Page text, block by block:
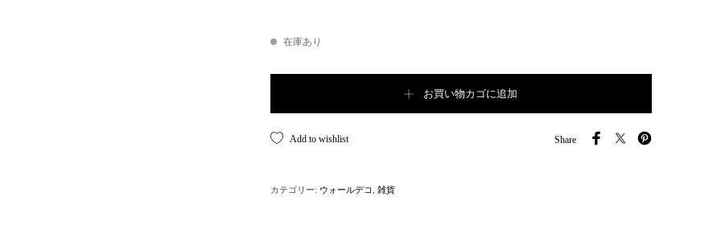
在庫あり
お買い物カゴに追加
Share
Add to wishlist
カテゴリー: ウォールデコ 雑貨